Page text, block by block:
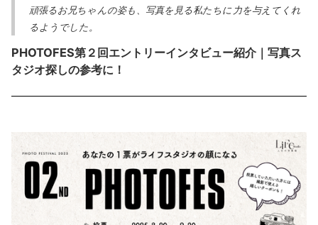
頑張るお兄ちゃんの姿も、写真を見る私たちに力を与えてくれ
るようでした。
PHOTOFES第２回エントリーインタビュー紹介｜写真ス
タジオ探しの参考に！